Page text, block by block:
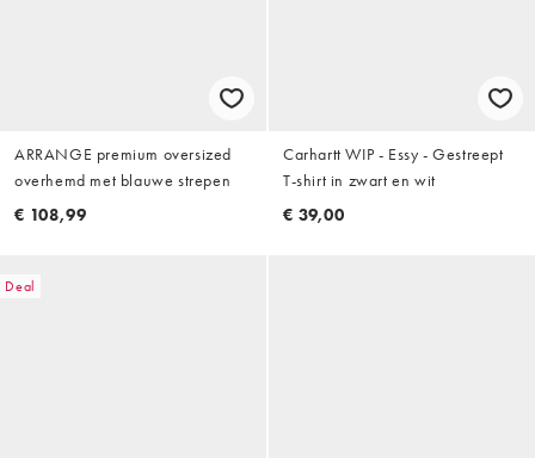
ARRANGE premium oversized
overhemd met blauwe strepen
€ 108,99
Carhartt WIP - Essy - Gestreept
T-shirt in zwart en wit
€ 39,00
Deal